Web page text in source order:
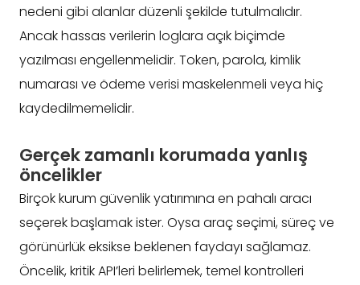
nedeni gibi alanlar düzenli şekilde tutulmalıdır.
Ancak hassas verilerin loglara açık biçimde
yazılması engellenmelidir. Token, parola, kimlik
numarası ve ödeme verisi maskelenmeli veya hiç
kaydedilmemelidir.
Gerçek zamanlı korumada yanlış
öncelikler
Birçok kurum güvenlik yatırımına en pahalı aracı
seçerek başlamak ister. Oysa araç seçimi, süreç ve
görünürlük eksikse beklenen faydayı sağlamaz.
Öncelik, kritik API’leri belirlemek, temel kontrolleri